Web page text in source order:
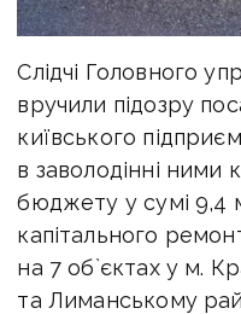
Слідчі Головного
вручили підозру
київського
в заволодінні
бюджету у сумі 9,4
капітального
на 7 об`єктах у м.
та Лиманському